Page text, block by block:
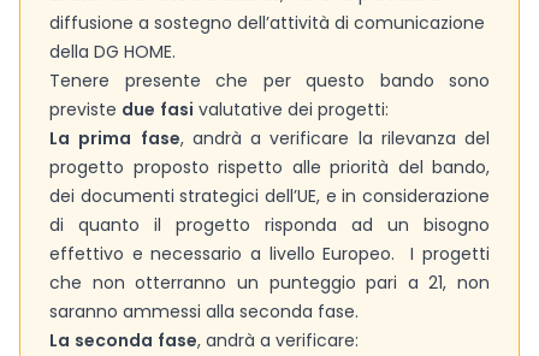
diffusione a sostegno dell’attività di comunicazione
della DG HOME.
Tenere presente che per questo bando sono
previste due fasi valutative dei progetti:
La prima fase, andrà a verificare la rilevanza del
progetto proposto rispetto alle priorità del bando,
dei documenti strategici dell’UE, e in considerazione
di quanto il progetto risponda ad un bisogno
effettivo e necessario a livello Europeo. I progetti
che non otterranno un punteggio pari a 21, non
saranno ammessi alla seconda fase.
La seconda fase, andrà a verificare: